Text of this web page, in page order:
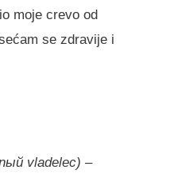
moje crevo od
se zdravije i
vladelec) –